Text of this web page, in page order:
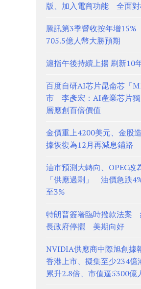
版、加入電商功能 全面對
騰訊第3季營收按年增
705.5億人幣大勝預期
滬指午後持續上揚 刷新10
百度自研AI芯片昆侖芯「
市 李彥宏：AI產業芯片獨
層應創百倍價值
金價重上4200美元、金股
據恢復為12月再減息鋪路
油市預測大轉向、OPEC改
「供應過剩」 油價急跌
至3%
特朗普簽署臨時撥款法案
長政府停擺 美期向好
NVIDIA供應商中際旭創據
香港上市、擬集至少234
累升2.8倍、市值逼5300億